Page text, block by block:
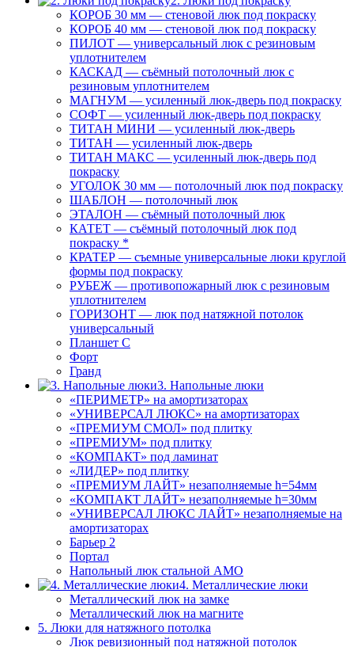
КОРОБ 30 мм — стеновой люк под покраску
КОРОБ 40 мм — стеновой люк под покраску
ПИЛОТ — универсальный люк с резиновым
уплотнителем
КАСКАД — съёмный потолочный люк с
резиновым уплотнителем
МАГНУМ — усиленный люк-дверь под покраску
СОФТ — усиленный люк-дверь под покраску
ТИТАН МИНИ — усиленный люк-дверь
ТИТАН — усиленный люк-дверь
ТИТАН МАКС — усиленный люк-дверь под
покраску
УГОЛОК 30 мм — потолочный люк под покраску
ШАБЛОН — потолочный люк
ЭТАЛОН — съёмный потолочный люк
КАТЕТ — съёмный потолочный люк под
покраску *
КРАТЕР — съемные универсальные люки круглой
формы под покраску
РУБЕЖ — противопожарный люк с резиновым
уплотнителем
ГОРИЗОНТ — люк под натяжной потолок
универсальный
Планшет С
Форт
Гранд
3. Напольные люки
«ПЕРИМЕТР» на амортизаторах
«УНИВЕРСАЛ ЛЮКС» на амортизаторах
«ПРЕМИУМ СМОЛ» под плитку
«ПРЕМИУМ» под плитку
«КОМПАКТ» под ламинат
«ЛИДЕР» под плитку
«ПРЕМИУМ ЛАЙТ» незаполняемые h=54мм
«КОМПАКТ ЛАЙТ» незаполняемые h=30мм
«УНИВЕРСАЛ ЛЮКС ЛАЙТ» незаполняемые на
амортизаторах
Барьер 2
Портал
Напольный люк стальной АМО
4. Металлические люки
Металлический люк на замке
Металлический люк на магните
5. Люки для натяжного потолка
Люк ревизионный под натяжной потолок